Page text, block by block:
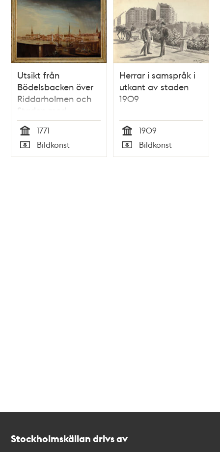
Utsikt från
Bödelsbacken över
Riddarholmen och
Staden med
Storkyrkan och
Tyska kyrkan
Tid
1771
Typ
Bildkonst
Herrar i samspråk i
utkant av staden
1909
Tid
1909
Typ
Bildkonst
Stockholmskällan drivs av